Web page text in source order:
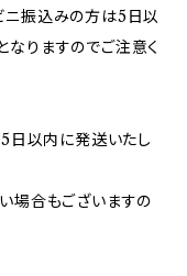
振込みの方は5日以
りますのでご注意く
日以内に発送いたし
場合もございますの